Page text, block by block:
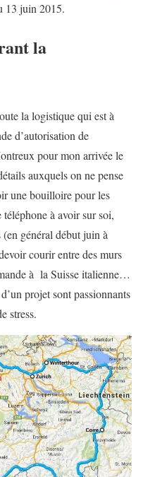
13 juin 2015.
la
la logistique qui est à
d’autorisation de
pour mon arrivée le
auxquels on ne pense
une bouilloire pour les
à avoir sur soi,
général début juin à
courir entre des murs
à la Suisse italienne…
projet sont passionnants
stress.